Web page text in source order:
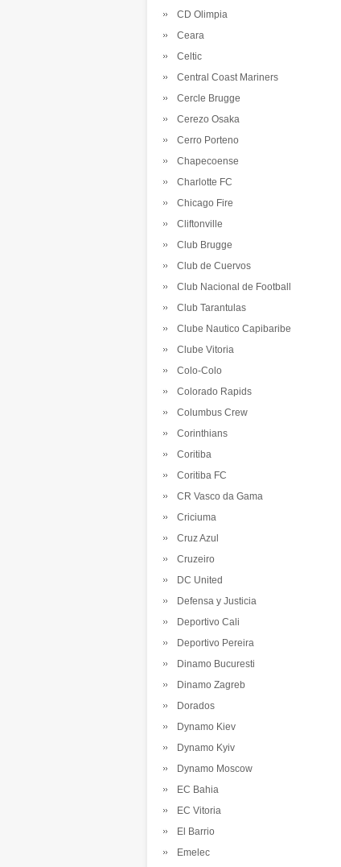
CD Olimpia
Ceara
Celtic
Central Coast Mariners
Cercle Brugge
Cerezo Osaka
Cerro Porteno
Chapecoense
Charlotte FC
Chicago Fire
Cliftonville
Club Brugge
Club de Cuervos
Club Nacional de Football
Club Tarantulas
Clube Nautico Capibaribe
Clube Vitoria
Colo-Colo
Colorado Rapids
Columbus Crew
Corinthians
Coritiba
Coritiba FC
CR Vasco da Gama
Criciuma
Cruz Azul
Cruzeiro
DC United
Defensa y Justicia
Deportivo Cali
Deportivo Pereira
Dinamo Bucuresti
Dinamo Zagreb
Dorados
Dynamo Kiev
Dynamo Kyiv
Dynamo Moscow
EC Bahia
EC Vitoria
El Barrio
Emelec